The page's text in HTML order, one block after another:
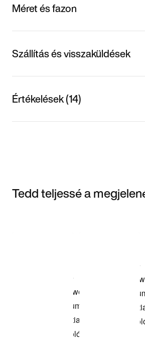
Méret és fazon
Szállítás és visszaküldések
Értékelések (14)
Tedd teljessé a